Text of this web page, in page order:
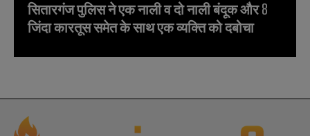
सितारगंज पुलिस ने एक नाली व दो नाली बंदूक और 8
जिंदा कारतूस समेत के साथ एक व्यक्ति को दबोचा